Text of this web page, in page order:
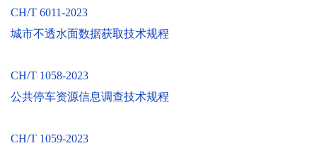
CH/T 6011-2023
城市不透水面数据获取技术规程
CH/T 1058-2023
公共停车资源信息调查技术规程
CH/T 1059-2023